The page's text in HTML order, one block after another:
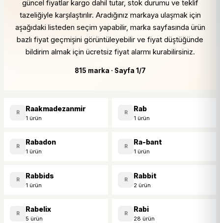
güncel fiyatlar kargo dahil tutar, stok durumu ve teklif
tazeliğiyle karşılaştırılır. Aradığınız markaya ulaşmak için
aşağıdaki listeden seçim yapabilir, marka sayfasında ürün
bazlı fiyat geçmişini görüntüleyebilir ve fiyat düştüğünde
bildirim almak için ücretsiz fiyat alarmı kurabilirsiniz.
815 marka · Sayfa 1/7
R Raakmadezanmir
1 ürün
R Rab
1 ürün
R Rabadon
1 ürün
R Ra-bant
1 ürün
R Rabbids
1 ürün
R Rabbit
2 ürün
R Rabelix
5 ürün
R Rabi
28 ürün